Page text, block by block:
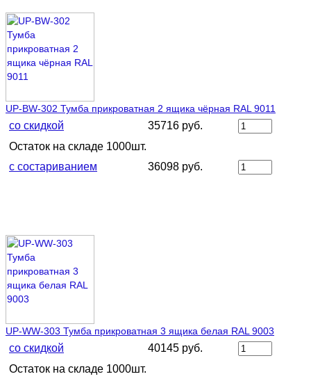
UP-BW-302 Тумба прикроватная 2 ящика чёрная RAL 9011
со скидкой
35716 руб.
Остаток на складе 1000шт.
с состариванием
36098 руб.
UP-WW-303 Тумба прикроватная 3 ящика белая RAL 9003
со скидкой
40145 руб.
Остаток на складе 1000шт.